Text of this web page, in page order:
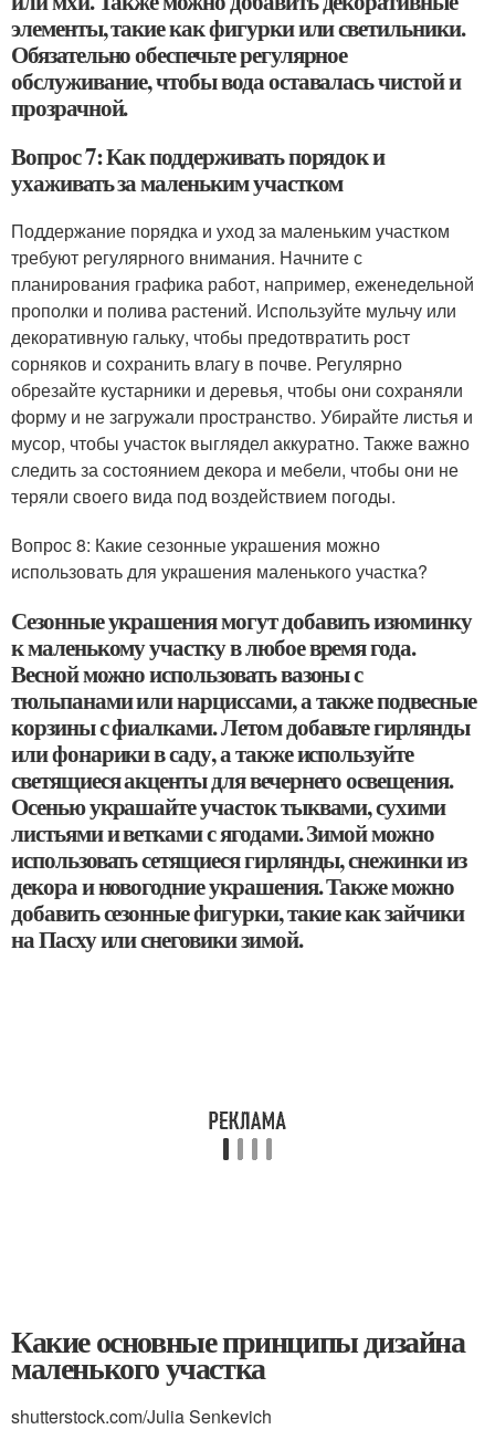
элементы, такие как фигурки или светильники.
Обязательно обеспечьте регулярное
обслуживание, чтобы вода оставалась чистой и
прозрачной.
Вопрос 7: Как поддерживать порядок и
ухаживать за маленьким участком
Поддержание порядка и уход за маленьким участком
требуют регулярного внимания. Начните с
планирования графика работ, например, еженедельной
прополки и полива растений. Используйте мульчу или
декоративную гальку, чтобы предотвратить рост
сорняков и сохранить влагу в почве. Регулярно
обрезайте кустарники и деревья, чтобы они сохраняли
форму и не загружали пространство. Убирайте листья и
мусор, чтобы участок выглядел аккуратно. Также важно
следить за состоянием декора и мебели, чтобы они не
теряли своего вида под воздействием погоды.
Вопрос 8: Какие сезонные украшения можно
использовать для украшения маленького участка?
Сезонные украшения могут добавить изюминку
к маленькому участку в любое время года.
Весной можно использовать вазоны с
тюльпанами или нарциссами, а также подвесные
корзины с фиалками. Летом добавьте гирлянды
или фонарики в саду, а также используйте
светящиеся акценты для вечернего освещения.
Осенью украшайте участок тыквами, сухими
листьями и ветками с ягодами. Зимой можно
использовать сетящиеся гирлянды, снежинки из
декора и новогодние украшения. Также можно
добавить сезонные фигурки, такие как зайчики
на Пасху или снеговики зимой.
Какие основные принципы дизайна
маленького участка
shutterstock.com/Julia Senkevich